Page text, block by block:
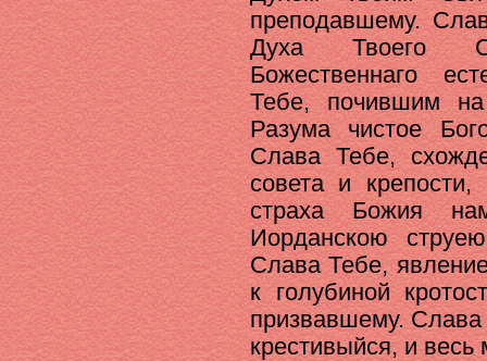
преподавшему.
Духа Твоего
Божественнаго
Тебе, почившим
Разума чистое
Слава Тебе,
совета и
страха Божия
Иорданскою
Слава Тебе,
к голубиной
призвавшему.
крестивыйся, и